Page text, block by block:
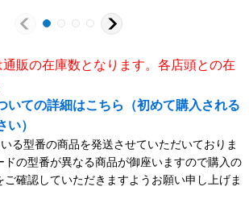
販の在庫数となります。各店頭との在
いての詳細はこちら（初めて購入される
）
る型番の商品を発送させていただいておりま
ドの型番が異なる商品が御座いますので購入の
確認していただきますようお願い申し上げま